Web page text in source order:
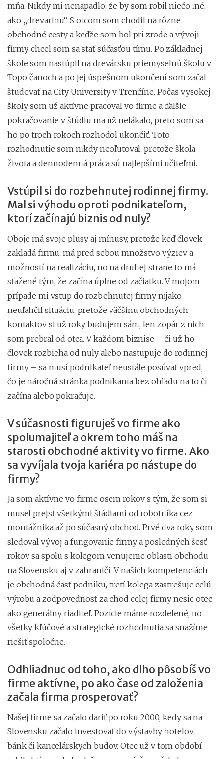
mňa. Nikdy mi nenapadlo, že by som robil niečo iné,
ako „drevarinu“. S otcom som chodil na rôzne
obchodné cesty a keďže som bol pri zrode a vývoji
firmy, chcel som sa stať súčasťou tímu. Po základnej
škole som nastúpil na drevársku priemyselnú školu v
Topoľčanoch a po jej úspešnom ukončení som začal
študovať na City University v Trenčíne. Počas vysokej
školy som už aktívne pracoval vo firme a ďalšie
pokračovanie v štúdiu ma už nelákalo, preto som sa
ho po troch rokoch rozhodol ukončiť. Toto
rozhodnutie som nikdy neoľutoval, pretože škola
života a dennodenná práca sú najlepšími učiteľmi.
Vstúpil si do rozbehnutej rodinnej firmy.
Mal si výhodu oproti podnikateľom,
ktorí začínajú biznis od nuly?
Oboje má svoje plusy aj mínusy, pretože keď človek
zakladá firmu, má pred sebou množstvo výziev a
možností na realizáciu, no na druhej strane to má
sťažené tým, že začína úplne od začiatku. V mojom
prípade mi vstup do rozbehnutej firmy nijako
neuľahčil situáciu, pretože väčšinu obchodných
kontaktov si už roky budujem sám, len zopár z nich
som prebral od otca. V každom biznise – či už ho
človek rozbieha od nuly alebo nastupuje do rodinnej
firmy – sa musí podnikateľ neustále posúvať vpred,
čo je náročná stránka podnikania bez ohľadu na to či
začína alebo pokračuje.
V súčasnosti figuruješ vo firme ako
spolumajiteľ a okrem toho máš na
starosti obchodné aktivity vo firme. Ako
sa vyvíjala tvoja kariéra po nástupe do
firmy?
Ja som aktívne vo firme osem rokov s tým, že som si
musel prejsť všetkými štádiami od robotníka cez
montážnika až po súčasný obchod. Prvé dva roky som
sledoval vývoj a fungovanie firmy a posledných šesť
rokov sa spolu s kolegom venujeme oblasti obchodu
na Slovensku aj v zahraničí. V našich kompetenciách
je obchodná časť podniku, tretí kolega zastrešuje celú
výrobu a zodpovednosť za chod celej firmy nesie otec
ako generálny riaditeľ. Pozície máme rozdelené, no
všetky kľúčové a strategické rozhodnutia sa snažíme
riešiť spoločne.
Odhliadnuc od toho, ako dlho pôsobíš vo
firme aktívne, po ako čase od založenia
začala firma prosperovať?
Našej firme sa začalo dariť po roku 2000, kedy sa na
Slovensku začalo investovať do výstavby hotelov,
bánk či kancelárskych budov. Otec už v tom období